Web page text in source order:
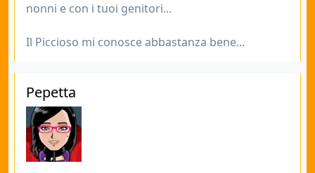
nonni e con i tuoi genitori...
Il Piccioso mi conosce abbastanza bene...
Pepetta